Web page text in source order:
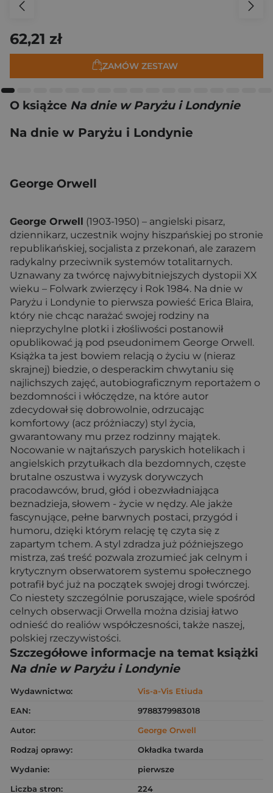
62,21 zł
ZAMÓW ZESTAW
O książce Na dnie w Paryżu i Londynie
Na dnie w Paryżu i Londynie
George Orwell
George Orwell (1903-1950) – angielski pisarz,
dziennikarz, uczestnik wojny hiszpańskiej po stronie
republikańskiej, socjalista z przekonań, ale zarazem
radykalny przeciwnik systemów totalitarnych.
Uznawany za twórcę najwybitniejszych dystopii XX
wieku – Folwark zwierzęcy i Rok 1984. Na dnie w
Paryżu i Londynie to pierwsza powieść Erica Blaira,
który nie chcąc narażać swojej rodziny na
nieprzychylne plotki i złośliwości postanowił
opublikować ją pod pseudonimem George Orwell.
Książka ta jest bowiem relacją o życiu w (nieraz
skrajnej) biedzie, o desperackim chwytaniu się
najlichszych zajęć, autobiograficznym reportażem o
bezdomności i włóczędze, na które autor
zdecydował się dobrowolnie, odrzucając
komfortowy (acz próżniaczy) styl życia,
gwarantowany mu przez rodzinny majątek.
Nocowanie w najtańszych paryskich hotelikach i
angielskich przytułkach dla bezdomnych, częste
brutalne oszustwa i wyzysk dorywczych
pracodawców, brud, głód i obezwładniająca
beznadzieja, słowem - życie w nędzy. Ale jakże
fascynujące, pełne barwnych postaci, przygód i
humoru, dzięki którym relację tę czyta się z
zapartym tchem. A styl zdradza już późniejszego
mistrza, zaś treść pozwala zrozumieć jak celnym i
krytycznym obserwatorem systemu społecznego
potrafił być już na początek swojej drogi twórczej.
Co niestety szczególnie poruszające, wiele spośród
celnych obserwacji Orwella można dzisiaj łatwo
odnieść do realiów współczesności, także naszej,
polskiej rzeczywistości.
Szczegółowe informacje na temat książki
Na dnie w Paryżu i Londynie
Wydawnictwo:
Vis-a-Vis Etiuda
EAN:
9788379983018
Autor:
George Orwell
Rodzaj oprawy:
Okładka twarda
Wydanie:
pierwsze
Liczba stron:
224